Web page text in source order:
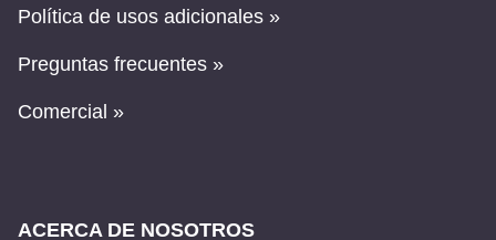
Política de usos adicionales »
Preguntas frecuentes »
Comercial »
ACERCA DE NOSOTROS